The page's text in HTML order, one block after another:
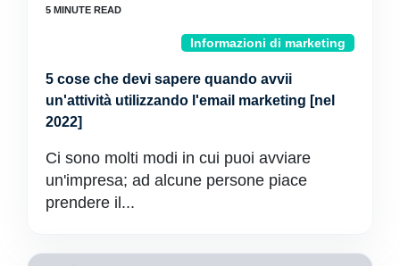
Informazioni di marketing
5 cose che devi sapere quando avvii
un'attività utilizzando l'email marketing [nel
2022]
Ci sono molti modi in cui puoi avviare
un'impresa; ad alcune persone piace
prendere il...